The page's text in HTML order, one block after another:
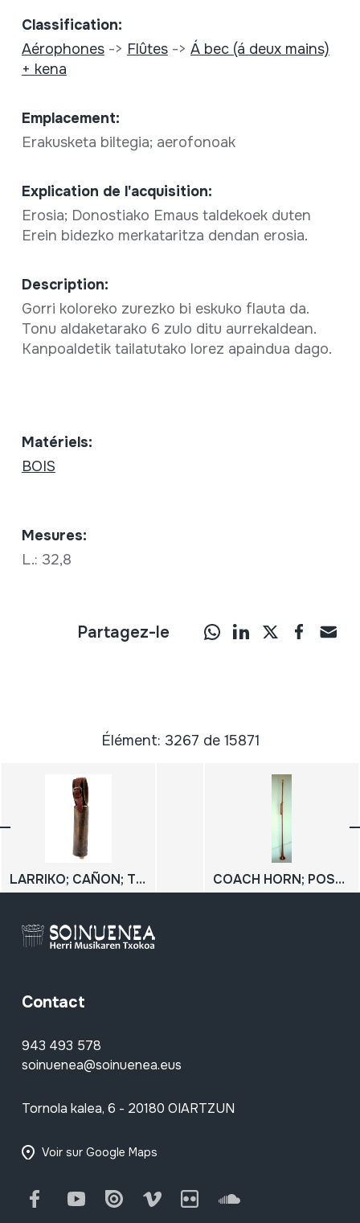
Classification:
Aérophones-> Flûtes-> Á bec (á deux mains)
+ kena
Emplacement:
Erakusketa biltegia; aerofonoak
Explication de l'acquisition:
Erosia; Donostiako Emaus taldekoek duten
Erein bidezko merkataritza dendan erosia.
Description:
Gorri koloreko zurezko bi eskuko flauta da.
Tonu aldaketarako 6 zulo ditu aurrekaldean.
Kanpoaldetik tailatutako lorez apaindua dago.
Matériels:
BOIS
Mesures:
L.: 32,8
Partagez-le
Élément: 3267 de 15871
LARRIKO; CAÑON; TUBO (9koa) COACH HORN; POST HORN
Contact
943 493 578
soinuenea@soinuenea.eus
Tornola kalea, 6 - 20180 OIARTZUN
Voir sur Google Maps
FacebookYoutube Issuu Vimeo Flickr SoundCloud